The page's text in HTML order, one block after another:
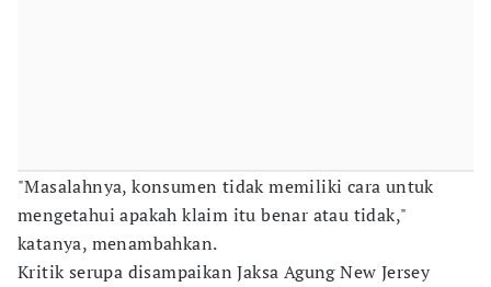
"Masalahnya, konsumen tidak memiliki cara untuk
mengetahui apakah klaim itu benar atau tidak,"
katanya, menambahkan.
Kritik serupa disampaikan Jaksa Agung New Jersey